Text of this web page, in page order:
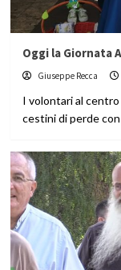
Oggi la Giornata
Giuseppe Recca
I volontari al
cestini di perde